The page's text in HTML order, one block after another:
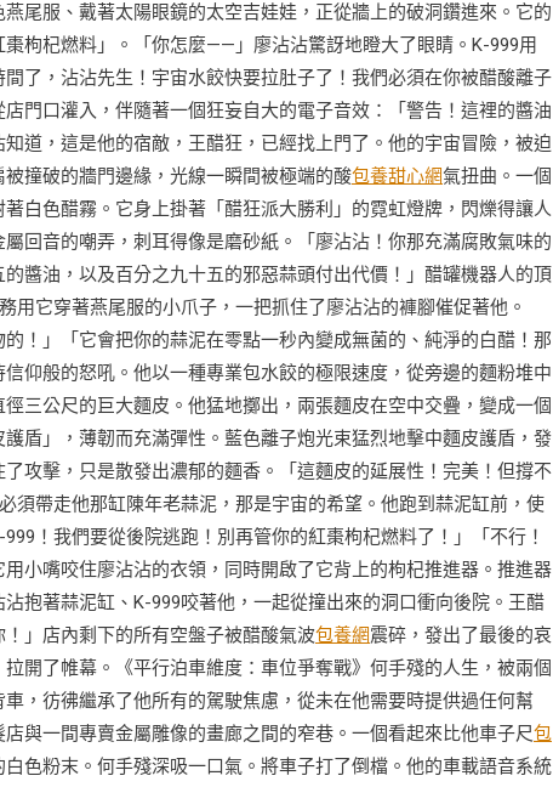
尾服、戴著太陽眼鏡的太空吉娃娃，正從牆上的破洞鑽進來。它的
枸杞燃料」。「你怎麼——」廖沾沾驚訝地瞪大了眼睛。K-999用
了，沾沾先生！宇宙水餃快要拉肚子了！我們必須在你被醋酸離子
門口灌入，伴隨著一個狂妄自大的電子音效：「警告！這裡的醬油
道，這是他的宿敵，王醋狂，已經找上門了。他的宇宙冒險，被迫
撞破的牆門邊緣，光線一瞬間被極端的酸包養甜心網氣扭曲。一個
白色醋霧。它身上掛著「醋狂派大勝利」的霓虹燈牌，閃爍得讓人
回音的嘲弄，刺耳得像是磨砂紙。「廖沾沾！你那充滿腐敗氣味的
醬油，以及百分之九十五的邪惡蒜頭付出代價！」醋罐機器人的頂
它穿著燕尾服的小爪子，一把抓住了廖沾沾的褲腳催促著他。
！」「它會把你的蒜泥在零點一秒內變成無菌的、純淨的白醋！那
仰般的怒吼。他以一種專業包水餃的極限速度，從旁邊的麵粉堆中
三公尺的巨大麵皮。他猛地擲出，兩張麵皮在空中交疊，變成一個
盾」，薄韌而充滿彈性。藍色離子炮光束猛烈地擊中麵皮護盾，發
攻擊，只是散發出濃郁的麵香。「這麵皮的延展性！完美！但撐不
須帶走他那缸陳年老蒜泥，那是宇宙的希望。他跑到蒜泥缸前，使
！我們要從後院逃跑！別再管你的紅棗枸杞燃料了！」「不行！
小嘴咬住廖沾沾的衣領，同時開啟了它背上的枸杞推進器。推進器
抱著蒜泥缸、K-999咬著他，一起從撞出來的洞口衝向後院。王醋
」店內剩下的所有空盤子被醋酸氣波包養網震碎，發出了最後的哀
開了帷幕。《平行泊車維度：車位爭奪戰》何手殘的人生，被兩個
，彷彿繼承了他所有的駕駛焦慮，從未在他需要時提供過任何幫
與一間專賣金屬雕像的畫廊之間的窄巷。一個看起來比他車子尺包
色粉末。何手殘深吸一口氣。將車子打了倒檔。他的車載語音系統